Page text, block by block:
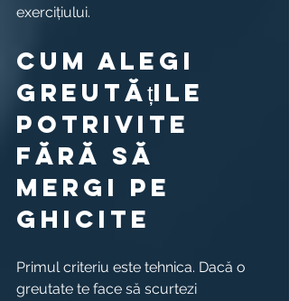
exercițiului.
Cum alegi
greutățile
potrivite
fără să
mergi pe
ghicite
Primul criteriu este tehnica. Dacă o
greutate te face să scurtezi